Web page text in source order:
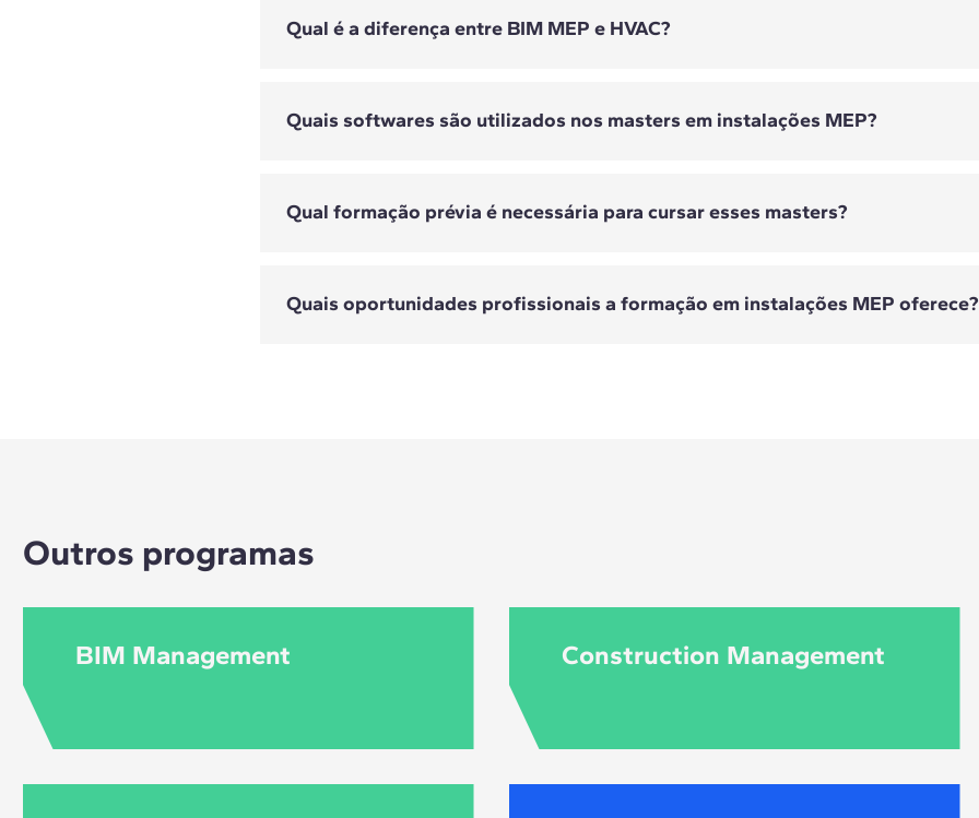
O BIM permite integrar as instalações MEP à arquitetura e à estrutura em
Qual é a diferença entre BIM MEP e HVAC?
O BIM MEP abrange o conjunto de instalações mecânicas, elétricas e
Quais softwares são utilizados nos masters em instalações MEP?
Dependendo do programa, são utilizadas ferramentas como CYPE MEP,
Qual formação prévia é necessária para cursar esses masters?
Qual formação prévia é necessária para cursar esses masters?
Quais oportunidades profissionais a formação em instalações MEP oferece?
Outros programas
BIM Management Construction Management